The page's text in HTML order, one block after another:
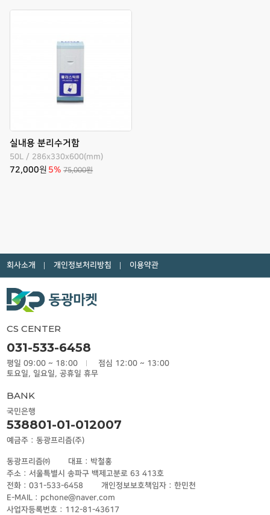
실내용 분리수거함
50L / 286x330x600(mm)
72,000원 5% 75,000원
회사소개 개인정보처리방침 이용약관
CS CENTER
031-533-6458
평일 09:00 ~ 18:00
점심 12:00 ~ 13:00
토요일, 일요일, 공휴일 휴무
BANK
국민은행
538801-01-012007
예금주 : 동광프리즘(주)
동광프리즘㈜
대표 : 박철홍
주소 : 서울특별시 송파구 백제고분로 63 413호
전화 : 031-533-6458
개인정보보호책임자 : 한민천
E-MAIL : pchone@naver.com
사업자등록번호 : 112-81-43617